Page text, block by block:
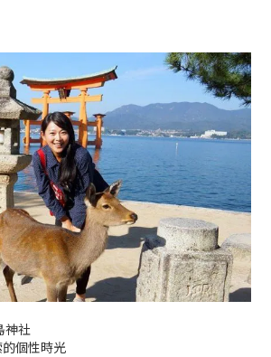
神社
個性時光